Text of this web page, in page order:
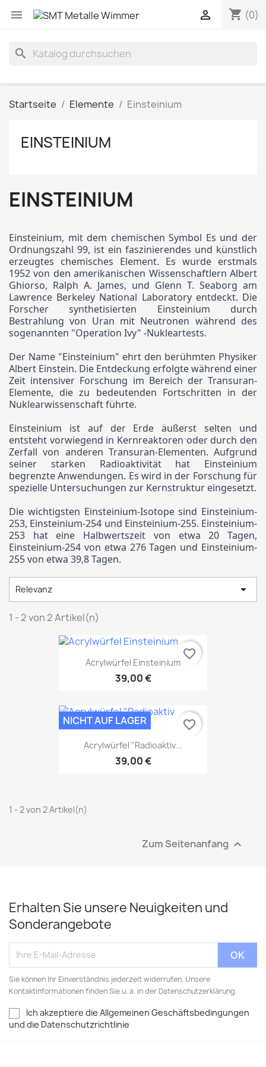
 shopping_cart (0)

search
Startseite Elemente Einsteinium
EINSTEINIUM
EINSTEINIUM
Einsteinium, mit dem chemischen Symbol Es und der
Ordnungszahl 99, ist ein faszinierendes und künstlich
erzeugtes chemisches Element. Es wurde erstmals
1952 von den amerikanischen Wissenschaftlern Albert
Ghiorso, Ralph A. James, und Glenn T. Seaborg am
Lawrence Berkeley National Laboratory entdeckt. Die
Forscher synthetisierten Einsteinium durch
Bestrahlung von Uran mit Neutronen während des
sogenannten "Operation Ivy" -Nukleartests.
Der Name "Einsteinium" ehrt den berühmten Physiker
Albert Einstein. Die Entdeckung erfolgte während einer
Zeit intensiver Forschung im Bereich der Transuran-
Elemente, die zu bedeutenden Fortschritten in der
Nuklearwissenschaft führte.
Einsteinium ist auf der Erde äußerst selten und
entsteht vorwiegend in Kernreaktoren oder durch den
Zerfall von anderen Transuran-Elementen. Aufgrund
seiner starken Radioaktivität hat Einsteinium
begrenzte Anwendungen. Es wird in der Forschung für
spezielle Untersuchungen zur Kernstruktur eingesetzt.
Die wichtigsten Einsteinium-Isotope sind Einsteinium-
253, Einsteinium-254 und Einsteinium-255. Einsteinium-
253 hat eine Halbwertszeit von etwa 20 Tagen,
Einsteinium-254 von etwa 276 Tagen und Einsteinium-
255 von etwa 39,8 Tagen.
Relevanz 
1 - 2 von 2 Artikel(n)
Acrylwürfel Einsteinium
39,00 €
favorite_border
Acrylwürfel "Radioaktiv...
39,00 €
NICHT AUF LAGER favorite_border
1 - 2 von 2 Artikel(n)
Zum Seitenanfang 
Erhalten Sie unsere Neuigkeiten und
Sonderangebote
Sie können Ihr Einverständnis jederzeit widerrufen. Unsere
Kontaktinformationen finden Sie u. a. in der Datenschutzerklärung.
Ich akzeptiere die Allgemeinen Geschäftsbedingungen
und die Datenschutzrichtlinie